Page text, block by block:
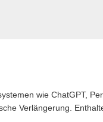
wie ChatGPT,
Verlängerung.